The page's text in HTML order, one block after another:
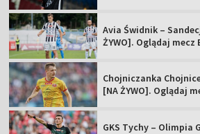
Avia Świdnik –
ŻYWO]. Oglądaj mecz
Chojniczanka
[NA ŻYWO]. Oglądaj
GKS Tychy – Olimpia